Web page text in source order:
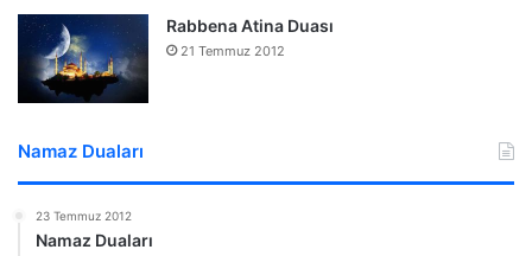
Rabbena Atina Duası
21 Temmuz 2012
Namaz Duaları
23 Temmuz 2012
Namaz Duaları